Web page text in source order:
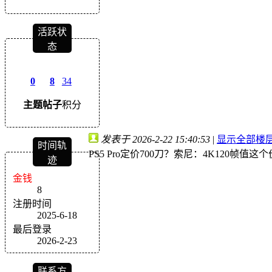
活跃状
态
0
主题
8
帖子
34
积分
时间轨
迹
金钱
8
注册时间
2025-6-18
最后登录
2026-2-23
发表于 2026-2-22 15:40:53 | 显示全部楼
PS5 Pro定价700刀？索尼：4K120帧值这个